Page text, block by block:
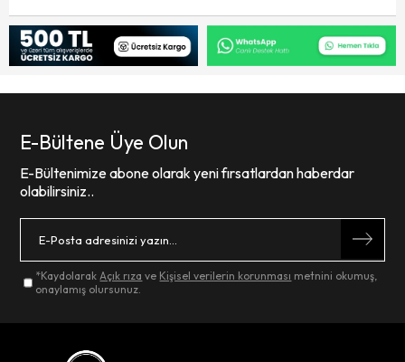
E-Bültene Üye Olun
E-Bültenimize abone olarak yeni fırsatlardan haberdar
olabilirsiniz..
*KaydolarakAçık rıza ve Kişisel verilerin korunması metnini okumuş,
onaylamış olursunuz.